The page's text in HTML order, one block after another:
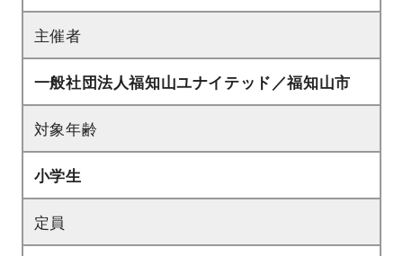
主催者
一般社団法人福知山ユナイテッド／福知山市
対象年齢
小学生
定員